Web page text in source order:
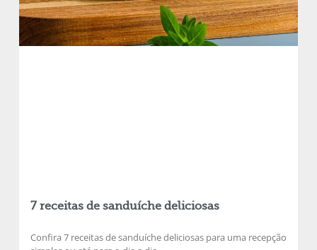
7 receitas de sanduíche deliciosas
Confira 7 receitas de sanduíche deliciosas para uma recepção